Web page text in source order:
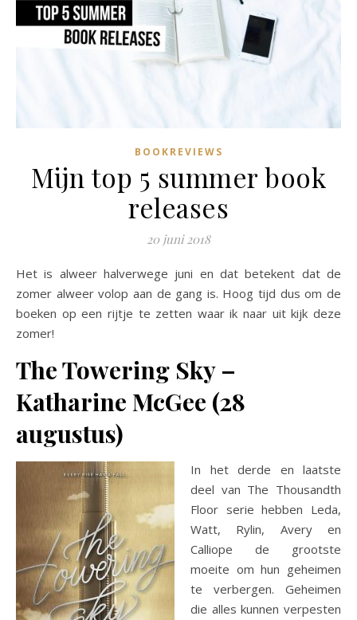
BOOKREVIEWS
Mijn top 5 summer book
releases
20 juni 2018
Het is alweer halverwege juni en dat betekent dat de
zomer alweer volop aan de gang is. Hoog tijd dus om de
boeken op een rijtje te zetten waar ik naar uit kijk deze
zomer!
The Towering Sky –
Katharine McGee (28
augustus)
In het derde en laatste
deel van The Thousandth
Floor serie hebben Leda,
Watt, Rylin, Avery en
Calliope de grootste
moeite om hun geheimen
te verbergen. Geheimen
die alles kunnen verpesten